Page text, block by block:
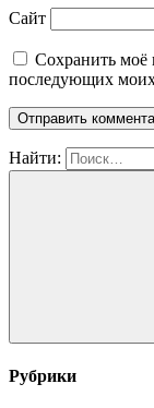
Сайт
Сохранить моё
последующих
Найти:
Рубрики